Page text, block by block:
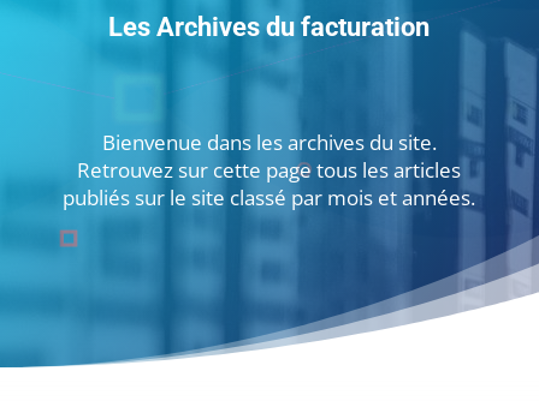
Les Archives du facturation
Bienvenue dans les archives du site.
Retrouvez sur cette page tous les articles
publiés sur le site classé par mois et années.